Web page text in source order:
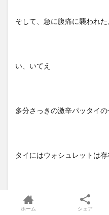
そして、急に腹痛に襲われた
い、いてえ
多分さっきの激辛パッタイ
タイにはウォシュレットは存
あるのは紙だけだ。なんな
ホーム シェア